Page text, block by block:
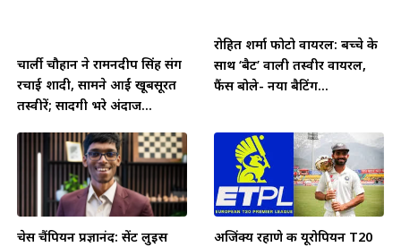
चार्ली चौहान ने रामनदीप सिंह संग
रचाई शादी, सामने आईं खूबसूरत
तस्वीरें; सादगी भरे अंदाज...
रोहित शर्मा फोटो वायरल: बच्चे के
साथ ‘बैट’ वाली तस्वीर वायरल,
फैंस बोले- नया बैटिंग...
चेस चैंपियन प्रज्ञानंद: सेंट लुइस
अजिंक्य रहाणे की यूरोपियन T20